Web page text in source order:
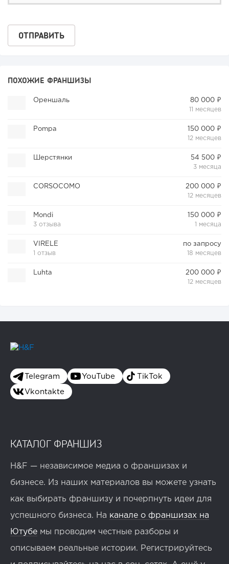
ПОХОЖИЕ ФРАНШИЗЫ
Ореншаль
80 000 ₽
11 месяцев
Pompa
150 000 ₽
12 месяцев
Шерстянки
54 500 ₽
3 месяца
CORSOCOMO
200 000 ₽
12 месяцев
Mondi
3 отзыва
150 000 ₽
1 месяца
VIRELE
1 отзыв
по запросу
18 месяцев
Luhta
200 000 ₽
12 месяцев
Telegram YouTube TikTok
Vkontakte
КАТАЛОГ ФРАНШИЗ
H&F — независимое медиа о франшизах и
бизнесе. Из наших материалов вы можете узнать
как выбирать франшизу и почерпнуть идеи для
успешного бизнеса. На канале о франшизах на
Ютубе мы проводим честные разборы и
описываем реальные истории. Регистрируйтесь